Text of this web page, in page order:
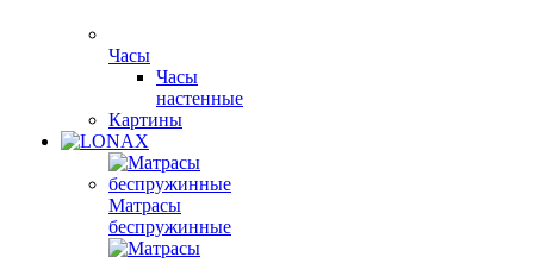
Часы
Часы
настенные
Картины
Матрасы
беспружинные